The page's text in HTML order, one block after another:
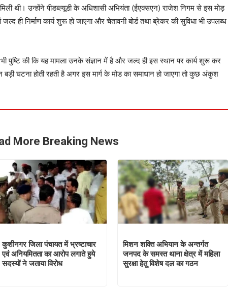
थी। उन्होंने पीडब्ल्यूडी के अधिशासी अभियंता (ईएक्सएन) राजेश निगम से इस मोड़
ही निर्माण कार्य शुरू हो जाएगा और चेतावनी बोर्ड तथा ब्रेकर की सुविधा भी उपलब्ध
पुष्टि की कि यह मामला उनके संज्ञान में है और जल्द ही इस स्थान पर कार्य शुरू कर
बड़ी घटना होती रहती है अगर इस मार्ग के मोड का समाधान हो जाएगा तो कुछ अंकुश
More Breaking News
कुशीनगर जिला पंचायत में भ्रष्टाचार
एवं अनियमितता का आरोप लगाते हुये
सदस्यों ने जताया विरोध
मिशन शक्ति अभियान के अन्तर्गत
जनपद के समस्त थाना क्षेत्र में महिला
सुरक्षा हेतु विशेष दल का गठन